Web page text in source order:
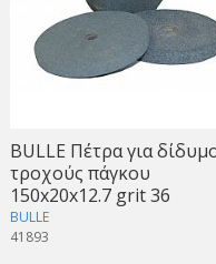
BULLE Πέτρα για
τροχούς πάγκου
150x20x12.7 grit 36
BULLE
41893